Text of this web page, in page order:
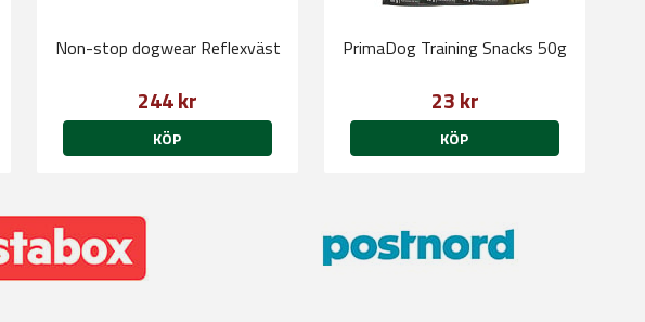
Non-stop dogwear Reflexväst
244 kr
KÖP
PrimaDog Training Snacks 50g
23 kr
KÖP